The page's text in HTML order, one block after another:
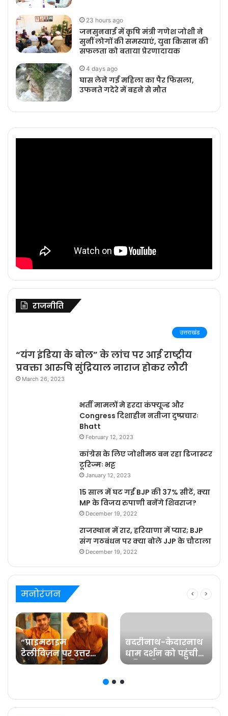
23 hours ago
जनसुनवाई में कृषि मंत्री गणेश जोशी ने
सुनीं लोगों की समस्याएं, युवा किसान की
सफलता को बताया प्रेरणादायक
4 days ago
घास लेने गई महिला का पैर फिसला,
उफनते गदेरे में बहने से मौत
राजनीति
उत्तराखंड
“यंग इंडिया के बोल” के लांच पर आई राष्ट्रीय
प्रवक्ता आरुषि सुंद्रियाल नाराज होकर लौटी
March 26, 2023
भर्ती मामलों मे हरदा कंफ्यूज्ड और
Congress दिशाहीन नतीजा दुष्प्रचारः
Bhatt
February 12, 2023
कांग्रेस के लिए जोशीमठ बन रहा डिजास्टर
टूरिज्मः भट्ट
January 12, 2023
15 साल में घट गईं BJP की 37% सीटें, क्या
MP के विजय रुपाणी बनेंगे शिवराज?
December 19, 2022
राजस्थान में रार, हरियाणा में प्यार; BJP
संग गठबंधन पर क्या बोले JJP के चौटाला
December 19, 2022
मनोरंजन
“प्राइमटाइम
टेलीविज़न पर उत्तर
प्रदेश का प्रतिनिधित्व
प्रविष्ट मिश्रा, कलर्स के
‘बरेली के बच्चन’ में
बदरीनाथ-केदारनाथ
धाम दर्शन को पहुंची
प्रसिद्ध फिल्म